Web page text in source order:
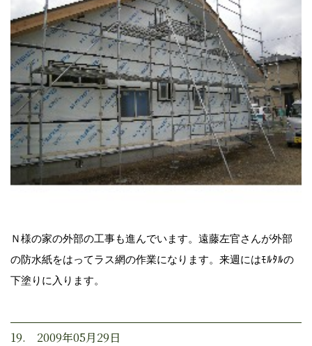
Ｎ様の家の外部の工事も進んでいます。遠藤左官さんが外部
の防水紙をはってラス網の作業になります。来週にはﾓﾙﾀﾙの
下塗りに入ります。
19. 2009年05月29日